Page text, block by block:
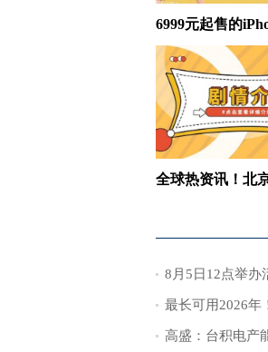
最长可用2026年
高盛：台积电产